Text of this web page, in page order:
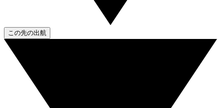
この先の出航